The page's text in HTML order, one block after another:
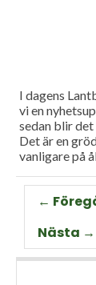
I dagens
vi en
sedan blir
Det är en
vanligare på
som vet allt
fördelar, men
majsens
Thorell som
grödan
←
Nästa →